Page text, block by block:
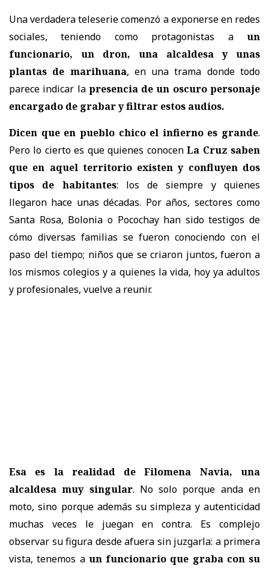
Una verdadera teleserie comenzó a exponerse en redes
sociales, teniendo como protagonistas a un
funcionario, un dron, una alcaldesa y unas
plantas de marihuana, en una trama donde todo
parece indicar la presencia de un oscuro personaje
encargado de grabar y filtrar estos audios.
Dicen que en pueblo chico el infierno es grande.
Pero lo cierto es que quienes conocenLa Cruz saben
que en aquel territorio existen y confluyen dos
tipos de habitantes: los de siempre y quienes
llegaron hace unas décadas. Por años, sectores como
Santa Rosa, Bolonia o Pocochay han sido testigos de
cómo diversas familias se fueron conociendo con el
paso del tiempo; niños que se criaron juntos, fueron a
los mismos colegios y a quienes la vida, hoy ya adultos
y profesionales, vuelve a reunir.
Esa es la realidad de Filomena Navia, una
alcaldesa muy singular. No solo porque anda en
moto, sino porque además su simpleza y autenticidad
muchas veces le juegan en contra. Es complejo
observar su figura desde afuera sin juzgarla: a primera
vista, tenemos a un funcionario que graba con su